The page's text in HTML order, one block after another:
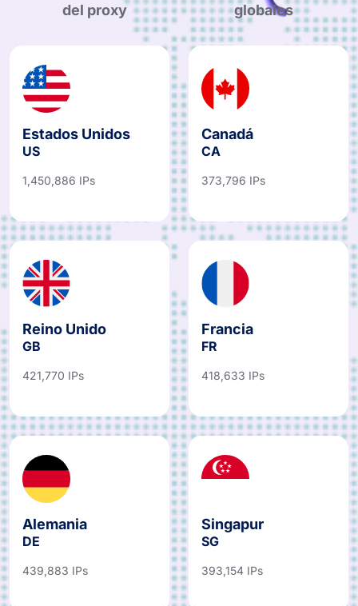
del proxy
globales
Estados Unidos
US
1,450,886 IPs
Canadá
CA
373,796 IPs
Reino Unido
GB
421,770 IPs
Francia
FR
418,633 IPs
Alemania
DE
439,883 IPs
Singapur
SG
393,154 IPs